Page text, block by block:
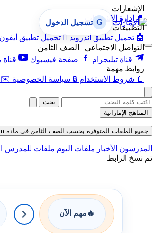
الإشعارات
🔔 إدارة الإشعارات
التطبيقات
🤖 تحميل تطبيق أندرويد  تحميل تطبيق آيفون
التواصل الاجتماعي | الصف الثامن
قناة تيليجرام
صفحة فيسبوك قناة
روابط مهمة
📄 شروط الاستخدام 🔒 سياسة الخصوصية ✉️
G تسجيل الدخول
بحث
المناهج الإماراتية
جميع الملفات المتوفرة بحسب الصف الثامن في مادة curriculum بحسب الفصل الثالث حتى تاريخ 07-08-2026
المدرسون الأخبار ملفات اليوم ملفات للمدرس
تم نسخ الرابط
🔥 مهم الآن